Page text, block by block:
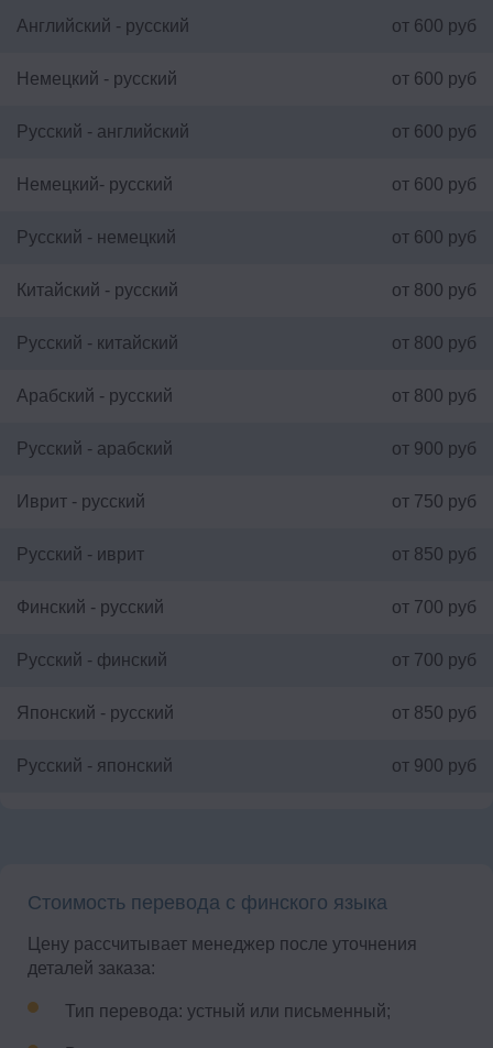
Английский - русский от 600 руб
Немецкий - русский от 600 руб
Русский - английский от 600 руб
Немецкий- русский от 600 руб
Русский - немецкий от 600 руб
Китайский - русский от 800 руб
Русский - китайский от 800 руб
Арабский - русский от 800 руб
Русский - арабский от 900 руб
Иврит - русский от 750 руб
Русский - иврит от 850 руб
Финский - русский от 700 руб
Русский - финский от 700 руб
Японский - русский от 850 руб
Русский - японский от 900 руб
Стоимость перевода с финского языка
Цену рассчитывает менеджер после уточнения
деталей заказа:
Тип перевода: устный или письменный;